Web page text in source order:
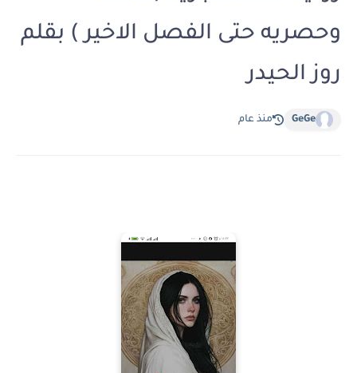
وحصريه حتى الفصل الاخير ) بقلم
روز الحيدر
GeGe منذ عام